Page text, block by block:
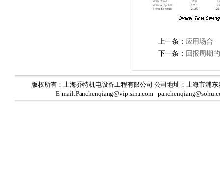
上一条： 应用场合
下一条： 回报周期
版权所有：上海乔特机电设备工程有限公司 公司地址：上海市浦
E-mail:Panchenqiang@vip.sina.com